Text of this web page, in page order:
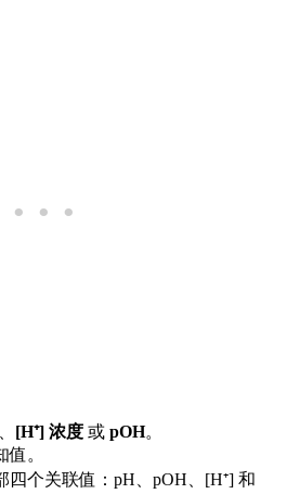
[H⁺] 浓度 或 pOH。
。
四个关联值：pH、pOH、[H⁺] 和